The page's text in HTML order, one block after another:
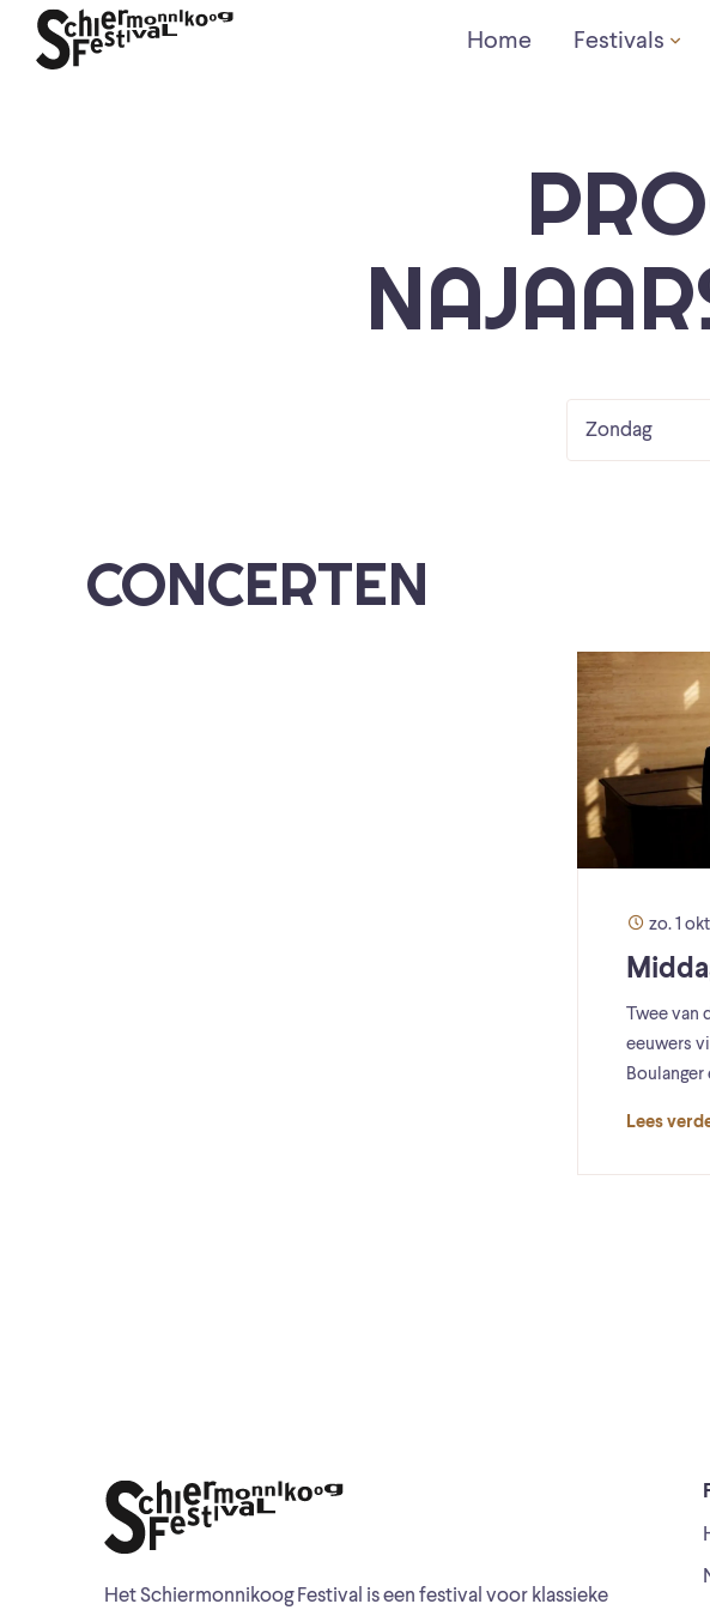
Home Festivals
Zondag
CONCERTEN
zo. 1
Twee van
eeuwers
Boulanger
Lees
Het Schiermonnikoog Festival is een festival voor klassieke